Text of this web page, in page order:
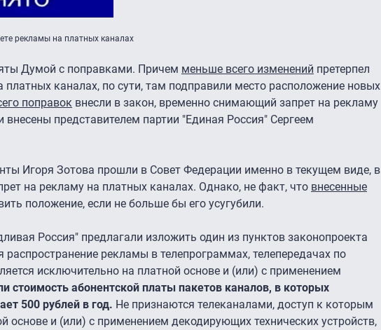
рекламы на платных каналах
Думой с поправками. Причем меньше всего изменений претерпел
каналах, по сути, там подправили место расположение новых
поправок внесли в закон, временно снимающий запрет на рекламу
представителем партии "Единая Россия" Сергеем
Игоря Зотова прошли в Совет Федерации именно в текущем виде, в
на рекламу на платных каналах. Однако, не факт, что внесенные
положение, если не больше бы его усугубили.
Россия" предлагали изложить один из пунктов законопроекта
рекламы в телепрограммах, телепередачах по
исключительно на платной основе и (или) с применением
стоимость абонентской платы пакетов каналов, в которых
500 рублей в год. Не признаются телеканалами, доступ к которым
основе и (или) с применением декодирующих технических устройств,